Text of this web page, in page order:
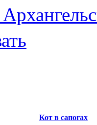
Кот в сапогах